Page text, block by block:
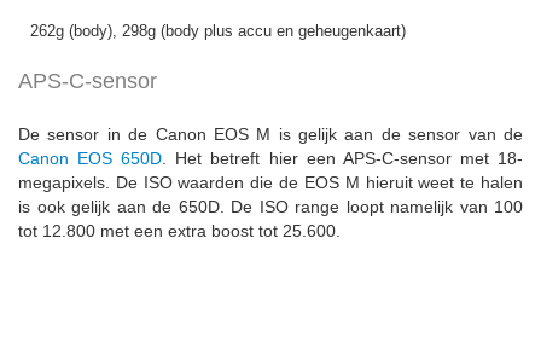
262g (body), 298g (body plus accu en geheugenkaart)
APS-C-sensor
De sensor in de Canon EOS M is gelijk aan de sensor van de
Canon EOS 650D . Het betreft hier een APS-C-sensor met 18-
megapixels. De ISO waarden die de EOS M hieruit weet te halen
is ook gelijk aan de 650D. De ISO range loopt namelijk van 100
tot 12.800 met een extra boost tot 25.600.